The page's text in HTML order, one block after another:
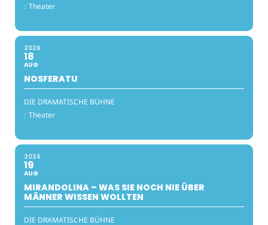
: Theater
2026
18
AUG
NOSFERATU
DIE DRAMATISCHE BÜHNE
: Theater
2026
19
AUG
MIRANDOLINA – WAS SIE NOCH NIE ÜBER
MÄNNER WISSEN WOLLTEN
DIE DRAMATISCHE BÜHNE